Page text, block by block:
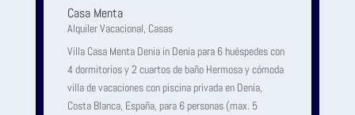
Casa Menta
Alquiler Vacacional, Casas
Villa Casa Menta Denia in Denia para 6 huéspedes con
4 dormitorios y 2 cuartos de baño Hermosa y cómoda
villa de vacaciones con piscina privada en Denia,
Costa Blanca, España, para 6 personas (max. 5